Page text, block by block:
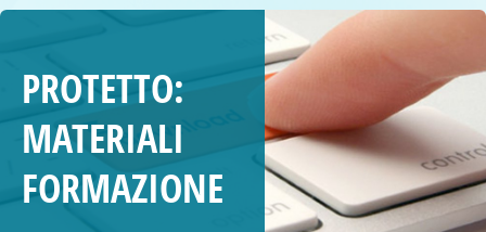
PROTETTO:
MATERIALI
FORMAZIONE